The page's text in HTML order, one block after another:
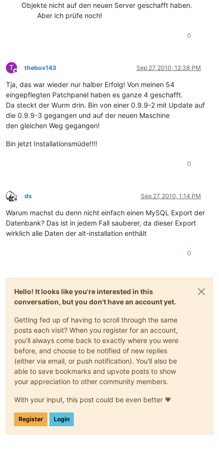
Objekte nicht auf den neuen Server geschafft haben.
Aber ich prüfe noch!
0
T
Offline
thebox143 Sep 27, 2010, 12:38 PM
Tja, das war wieder nur halber Erfolg! Von meinen 54
eingepflegten Patchpanel haben es ganze 4 geschafft.
Da steckt der Wurm drin. Bin von einer 0.9.9-2 mit Update auf
die 0.9.9-3 gegangen und auf der neuen Maschine
den gleichen Weg gegangen!
Bin jetzt Installationsmüde!!!!
0
Offline
ds Sep 27, 2010, 1:14 PM
Warum machst du denn nicht einfach einen MySQL Export der
Datenbank? Das ist in jedem Fall sauberer, da dieser Export
wirklich alle Daten der alt-installation enthält
0
Hello! It looks like you're interested in this
conversation, but you don't have an account yet.
Getting fed up of having to scroll through the same
posts each visit? When you register for an account,
you'll always come back to exactly where you were
before, and choose to be notified of new replies
(either via email, or push notification). You'll also be
able to save bookmarks and upvote posts to show
your appreciation to other community members.
With your input, this post could be even better 💗
Register Login